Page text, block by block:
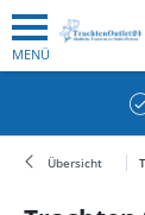
MENÜ
Übersicht